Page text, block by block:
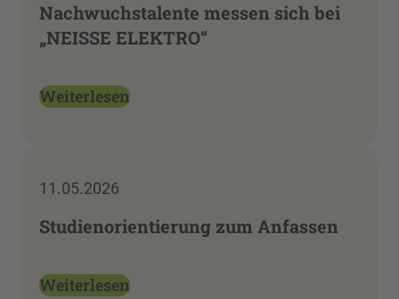
Nachwuchstalente messen sich bei
„NEISSE ELEKTRO“
Weiterlesen
11.05.2026
Studienorientierung zum Anfassen
Weiterlesen